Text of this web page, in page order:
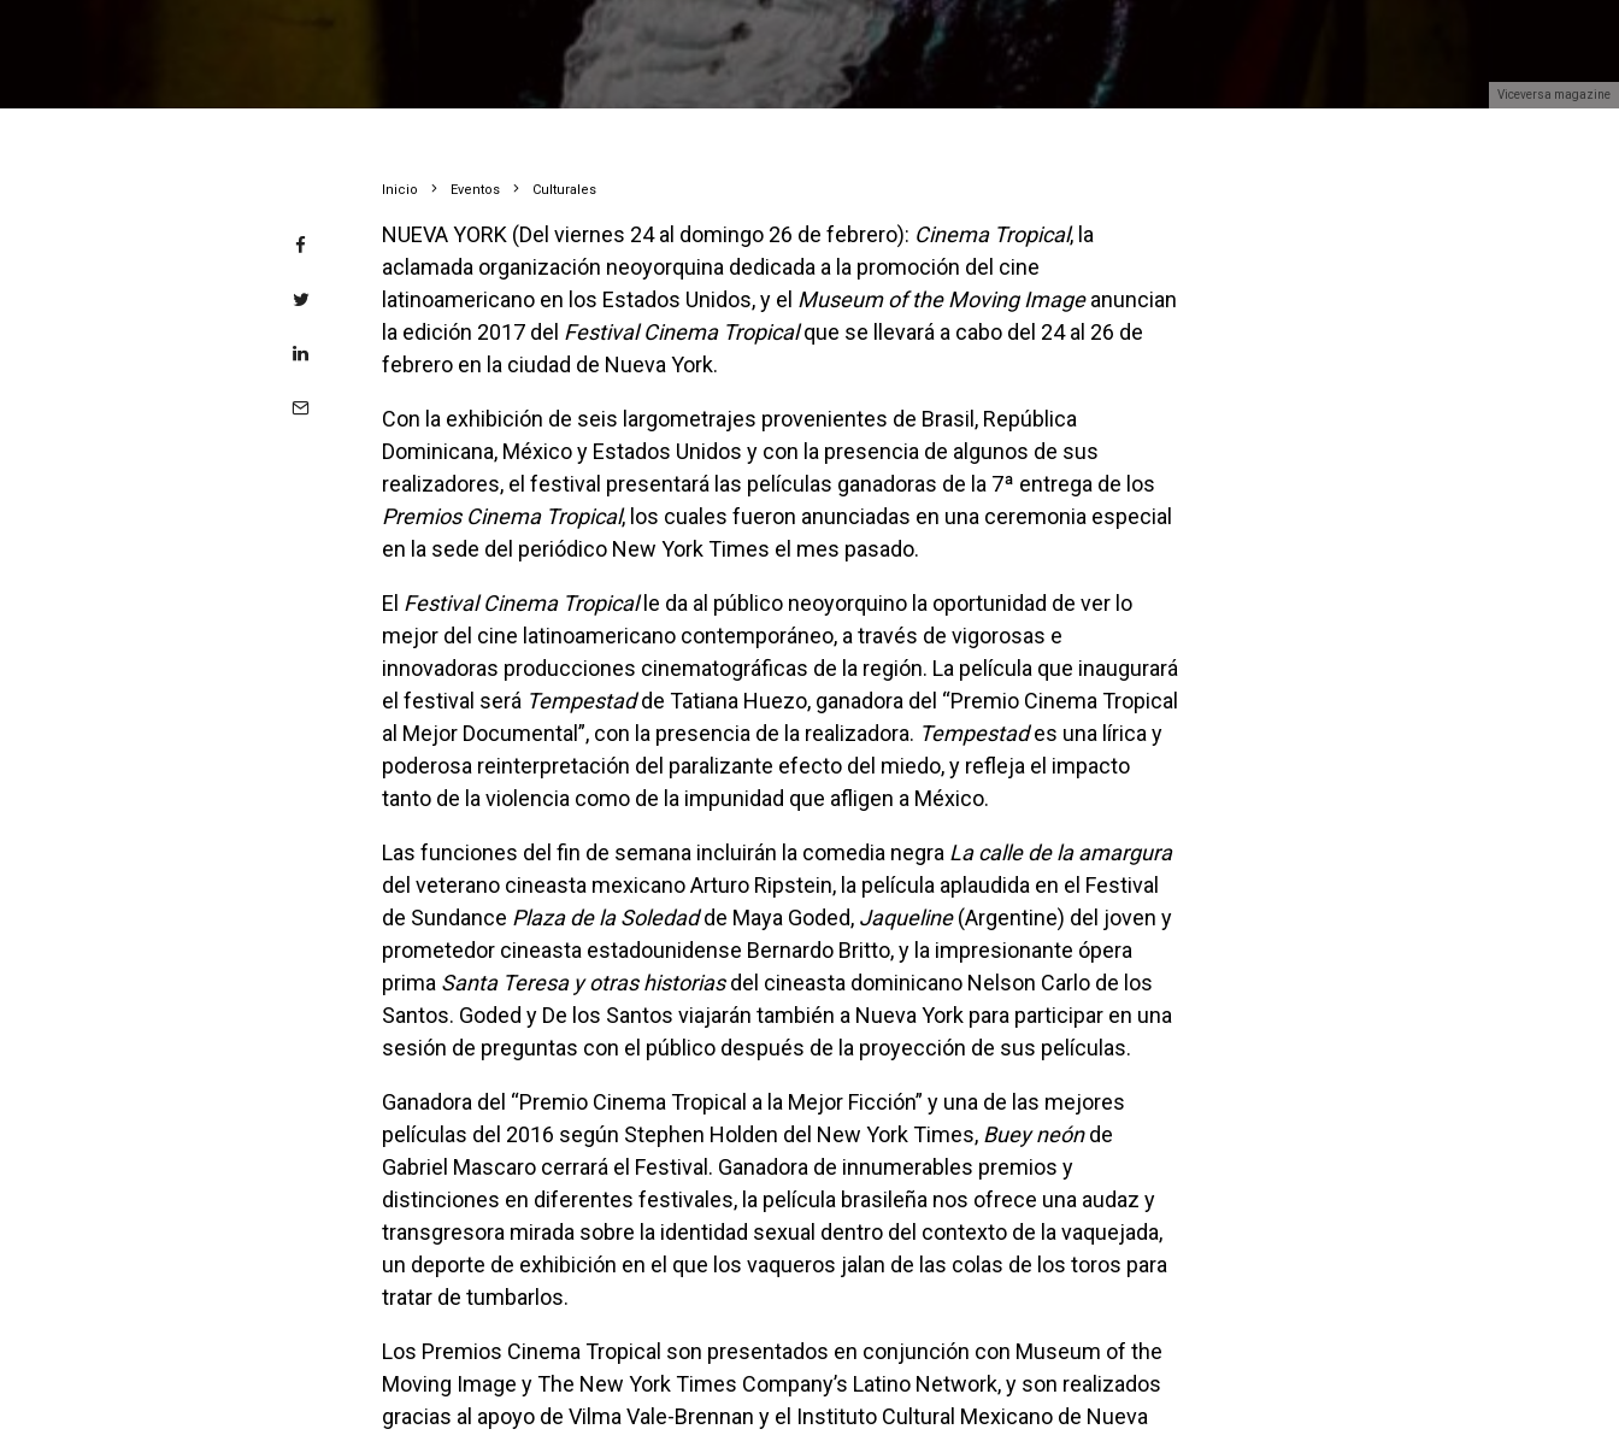
viceversa magazine
Inicio Eventos Culturales
NUEVA YORK (Del viernes 24 al domingo 26 de febrero): Cinema Tropical, la
aclamada organización neoyorquina dedicada a la promoción del cine
latinoamericano en los Estados Unidos, y el Museum of the Moving Imageanuncian
la edición 2017 del Festival Cinema Tropicalque se llevará a cabo del 24 al 26 de
febrero en la ciudad de Nueva York.
Con la exhibición de seis largometrajes provenientes de Brasil, República
Dominicana, México y Estados Unidos y con la presencia de algunos de sus
realizadores, el festival presentará las películas ganadoras de la 7ª entrega de los
Premios Cinema Tropical, los cuales fueron anunciadas en una ceremonia especial
en la sede del periódico New York Times el mes pasado.
Festival Cinema Tropicalle da al público neoyorquino la oportunidad de ver lo
mejor del cine latinoamericano contemporáneo, a través de vigorosas e
innovadoras producciones cinematográficas de la región. La película que inaugurará
el festival será Tempestadde Tatiana Huezo, ganadora del “Premio Cinema Tropical
al Mejor Documental”, con la presencia de la realizadora. Tempestades una lírica y
poderosa reinterpretación del paralizante efecto del miedo, y refleja el impacto
tanto de la violencia como de la impunidad que afligen a México.
Las funciones del fin de semana incluirán la comedia negra La calle de la amargura
del veterano cineasta mexicano Arturo Ripstein, la película aplaudida en el Festival
de Sundance Plaza de la Soledadde Maya Goded, Jaqueline(Argentine) del joven y
prometedor cineasta estadounidense Bernardo Britto, y la impresionante ópera
prima Santa Teresa y otras historiasdel cineasta dominicano Nelson Carlo de los
Santos. Goded y De los Santos viajarán también a Nueva York para participar en una
sesión de preguntas con el público después de la proyección de sus películas.
Ganadora del “Premio Cinema Tropical a la Mejor Ficción” y una de las mejores
películas del 2016 según Stephen Holden del New York Times, Buey neónde
Gabriel Mascaro cerrará el Festival. Ganadora de innumerables premios y
distinciones en diferentes festivales, la película brasileña nos ofrece una audaz y
transgresora mirada sobre la identidad sexual dentro del contexto de la vaquejada,
un deporte de exhibición en el que los vaqueros jalan de las colas de los toros para
tratar de tumbarlos.
Los Premios Cinema Tropical son presentados en conjunción con Museum of the
Moving Image y The New York Times Company’s Latino Network, y son realizados
gracias al apoyo de Vilma Vale-Brennan y el Instituto Cultural Mexicano de Nueva